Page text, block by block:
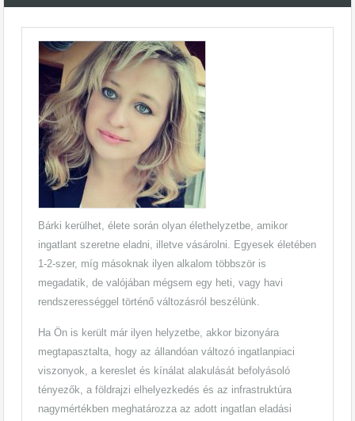
Bárki kerülhet, élete során olyan élethelyzetbe, amikor
ingatlant szeretne eladni, illetve vásárolni. Egyesek életében
1-2-szer, míg másoknak ilyen alkalom többször is
megadatik, de valójában mégsem egy heti, vagy havi
rendszerességgel történő változásról beszélünk.
Ha Ön is került már ilyen helyzetbe, akkor bizonyára
megtapasztalta, hogy az állandóan változó ingatlanpiaci
viszonyok, a kereslet és kínálat alakulását befolyásoló
tényezők, a földrajzi elhelyezkedés és az infrastruktúra
nagymértékben meghatározza az adott ingatlan eladási